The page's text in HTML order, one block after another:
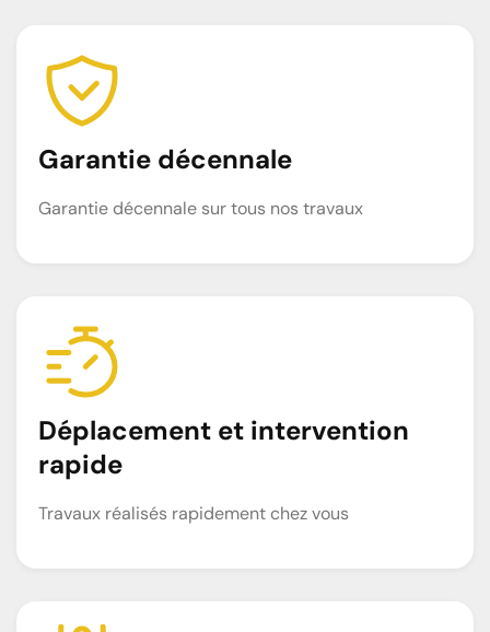
Garantie décennale
Garantie décennale sur tous nos travaux
Déplacement et intervention
rapide
Travaux réalisés rapidement chez vous